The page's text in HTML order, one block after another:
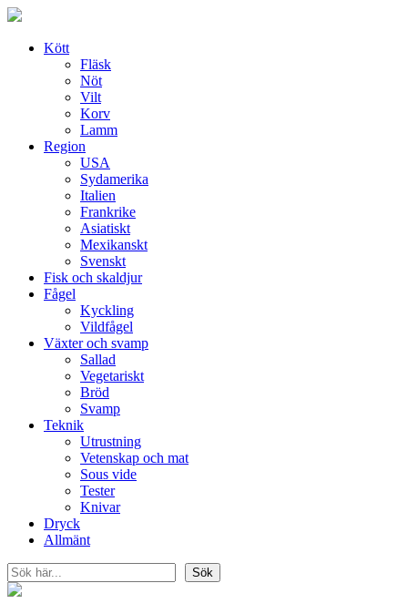
Skip
contentKött
Fläsk
Nöt
Vilt
Korv
Lamm
Region
USA
Sydamerika
Italien
Frankrike
Asiatiskt
Mexikanskt
Svenskt
Fisk och skaldjur
Fågel
Kyckling
Vildfågel
Växter och svamp
Sallad
Vegetariskt
Bröd
Svamp
Teknik
Utrustning
Vetenskap och mat
Sous vide
Tester
Knivar
Dryck
Allmänt
Sök
Sök